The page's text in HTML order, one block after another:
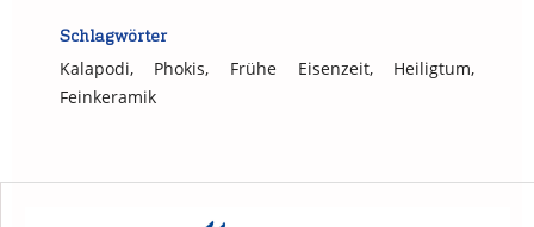
Schlagwörter
Kalapodi, Phokis, Frühe Eisenzeit, Heiligtum,
Feinkeramik